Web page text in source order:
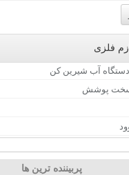
فلزی
آب شیرین کن
پوشش
پربیننده ترین ها